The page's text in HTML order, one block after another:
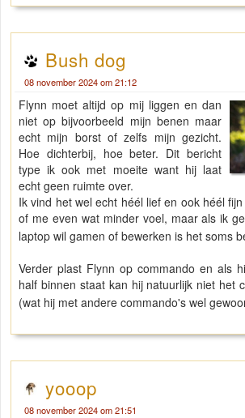
Bush dog
08 november 2024 om 21:12
Flynn moet altijd op mij liggen en dan
niet op bijvoorbeeld mijn benen maar
echt mijn borst of zelfs mijn gezicht.
Hoe dichterbij, hoe beter. Dit bericht
type ik ook met moeite want hij laat
echt geen ruimte over.
Ik vind het wel echt héél lief en ook héél
of me even wat minder voel, maar als ik
laptop wil gamen of bewerken is het soms
Verder plast Flynn op commando en als
half binnen staat kan hij natuurlijk niet het
(wat hij met andere commando's wel
yooop
08 november 2024 om 21:51